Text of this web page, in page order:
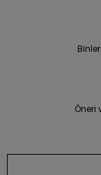
Öneri